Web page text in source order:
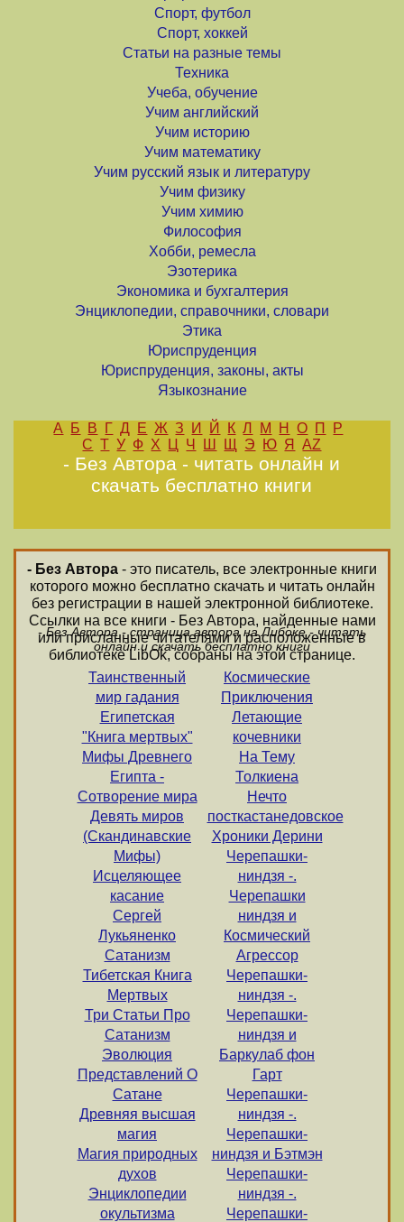
Спорт, футбол
Спорт, хоккей
Статьи на разные темы
Техника
Учеба, обучение
Учим английский
Учим историю
Учим математику
Учим русский язык и литературу
Учим физику
Учим химию
Философия
Хобби, ремесла
Эзотерика
Экономика и бухгалтерия
Энциклопедии, справочники, словари
Этика
Юриспруденция
Юриспруденция, законы, акты
Языкознание
А Б В Г Д Е Ж З И Й К Л М Н О П
Р
С Т У Ф Х Ц Ч Ш Щ Э Ю Я AZ
- Без Автора - читать онлайн и
скачать бесплатно книги
- Без Автора - это писатель, все электронные книги
которого можно бесплатно скачать и читать онлайн
без регистрации в нашей электронной библиотеке.
Ссылки на все книги - Без Автора, найденные нами
или присланные читателями и расположенные в
библиотеке LibOk, собраны на этой странице.
- Без Автора - страница автора на Либоке - читать
онлайн и скачать бесплатно книги
Таинственный
мир гадания
Египетская
"Книга мертвых"
Мифы Древнего
Египта -
Сотворение мира
Девять миров
(Скандинавские
Мифы)
Исцеляющее
касание
Сергей
Лукьяненко
Сатанизм
Тибетская Книга
Мертвых
Три Статьи Про
Сатанизм
Эволюция
Представлений О
Сатане
Древняя высшая
магия
Магия природных
духов
Энциклопедии
окультизма
Космические
Приключения
Летающие
кочевники
На Тему
Толкиена
Нечто
посткастанедовское
Хроники Дерини
Черепашки-
ниндзя -.
Черепашки
ниндзя и
Космический
Агрессор
Черепашки-
ниндзя -.
Черепашки-
ниндзя и
Баркулаб фон
Гарт
Черепашки-
ниндзя -.
Черепашки-
ниндзя и Бэтмэн
Черепашки-
ниндзя -.
Черепашки-